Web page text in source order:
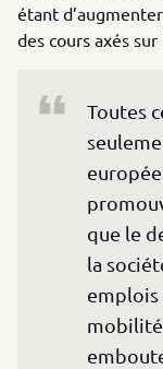
étant
des cours axés
Toutes
que le
la
emplois